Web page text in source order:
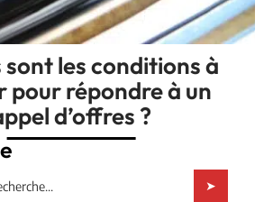
sont les conditions à
pour répondre à un
d’offres ?